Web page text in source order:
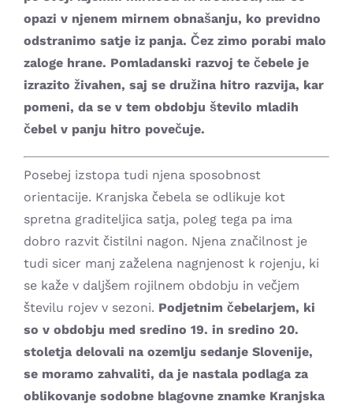
opazi v njenem mirnem obnašanju, ko previdno
odstranimo satje iz panja. Čez zimo porabi malo
zaloge hrane. Pomladanski razvoj te čebele je
izrazito živahen, saj se družina hitro razvija, kar
pomeni, da se v tem obdobju število mladih
čebel v panju hitro povečuje.
Posebej izstopa tudi njena sposobnost
orientacije. Kranjska čebela se odlikuje kot
spretna graditeljica satja, poleg tega pa ima
dobro razvit čistilni nagon. Njena značilnost je
tudi sicer manj zaželena nagnjenost k rojenju, ki
se kaže v daljšem rojilnem obdobju in večjem
številu rojev v sezoni. Podjetnim čebelarjem, ki
so v obdobju med sredino 19. in sredino 20.
stoletja delovali na ozemlju sedanje Slovenije,
se moramo zahvaliti, da je nastala podlaga za
oblikovanje sodobne blagovne znamke Kranjska